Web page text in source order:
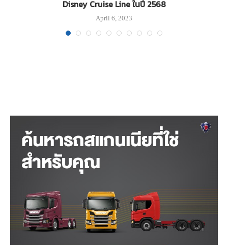
Disney Cruise Line ในปี 2568
April 6, 2023